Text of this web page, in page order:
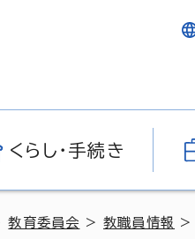
くらし・手続き
教育委員会 >教職員情報 >